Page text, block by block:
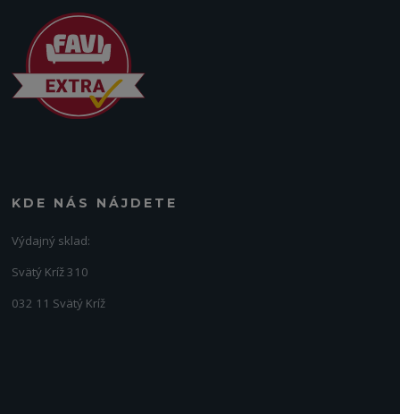
KDE NÁS NÁJDETE
Výdajný sklad:
Svätý Kríž 310
032 11 Svätý Kríž